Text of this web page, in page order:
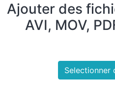
Ajouter des
AVI, MOV,
Selectionner